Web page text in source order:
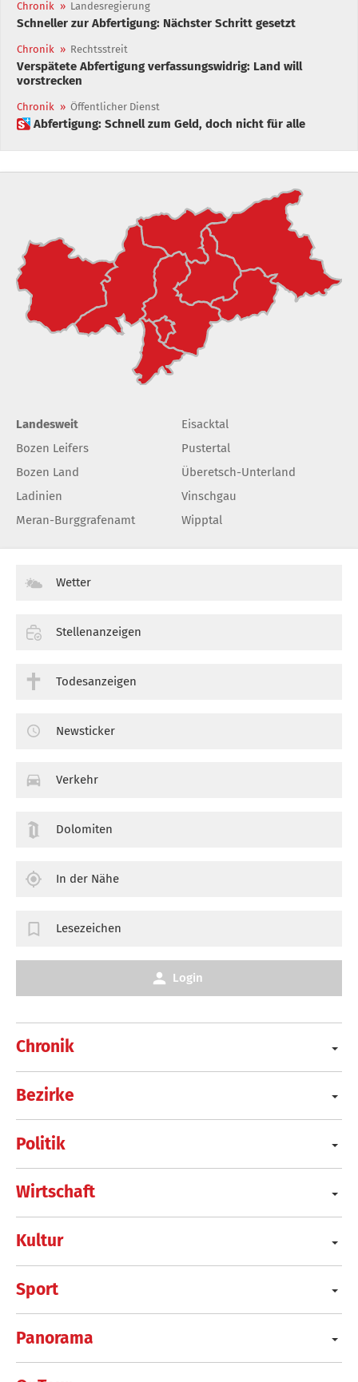
Chronik » Landesregierung
Schneller zur Abfertigung: Nächster Schritt gesetzt
Chronik » Rechtsstreit
Verspätete Abfertigung verfassungswidrig: Land will
vorstrecken
Chronik » Öffentlicher Dienst
 Abfertigung: Schnell zum Geld, doch nicht für alle
Landesweit
Bozen Leifers
Bozen Land
Ladinien
Meran-Burggrafenamt
Eisacktal
Pustertal
Überetsch-Unterland
Vinschgau
Wipptal
Chronik
Bezirke
Politik
Wirtschaft
Kultur
Sport
Panorama
Wetter
Stellenanzeigen
Todesanzeigen
Newsticker
Verkehr
Dolomiten
In der Nähe
Lesezeichen
Login